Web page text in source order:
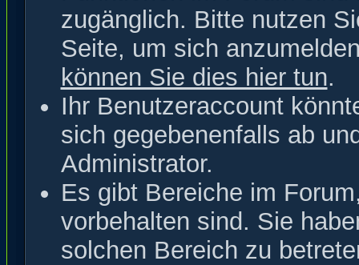
zugänglich. Bitte nutzen
Seite, um sich
können Sie dies hier tun.
Ihr Benutzeraccount
sich gegebenenfalls ab
Administrator.
Es gibt Bereiche im
vorbehalten sind. Sie
solchen Bereich zu